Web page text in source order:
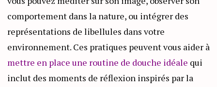
comportement dans la nature, ou intégrer des
représentations de libellules dans votre
environnement. Ces pratiques peuvent vous aider à
mettre en place une routine de douche idéale qui
inclut des moments de réflexion inspirés par la